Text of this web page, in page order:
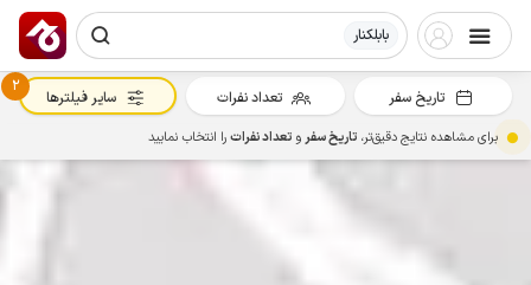
بابلکنار
تاریخ سفر تعداد نفرات
2
سایر فیلترها
برای مشاهده نتایج دقیق‌تر، تاریخ سفرو تعداد نفراترا انتخاب نمایید